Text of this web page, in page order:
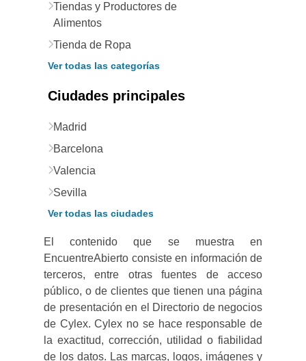
Tiendas y Productores de
Alimentos
Tienda de Ropa
Ver todas las categorías
Ciudades principales
Madrid
Barcelona
Valencia
Sevilla
Ver todas las ciudades
El contenido que se muestra en
EncuentreAbierto consiste en información de
terceros, entre otras fuentes de acceso
público, o de clientes que tienen una página
de presentación en el Directorio de negocios
de Cylex. Cylex no se hace responsable de
la exactitud, corrección, utilidad o fiabilidad
de los datos. Las marcas, logos, imágenes y